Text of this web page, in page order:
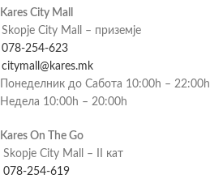
Kares City Mall
Skopje City Mall – приземје
078-254-623
citymall@kares.mk
Понеделник до Сабота 10:00h – 22:00h
Недела 10:00h – 20:00h
Kares On The Go
Skopje City Mall – II кат
078-254-619